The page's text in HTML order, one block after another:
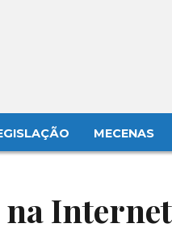
MECENAS
Internet